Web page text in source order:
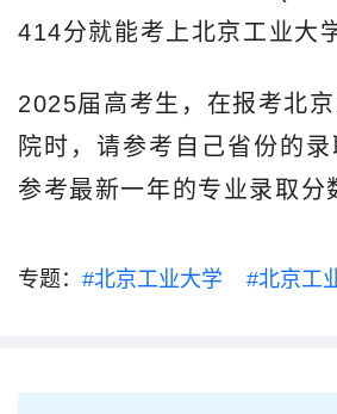
414分就能考上北京工业大
2025届高考生，在报考北
院时，请参考自己省份的
参考最新一年的专业录取分
专题： #北京工业大学 #北京工